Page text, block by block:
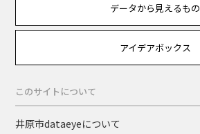
データから見えるもの
アイデアボックス
このサイトについて
井原市dataeyeについて